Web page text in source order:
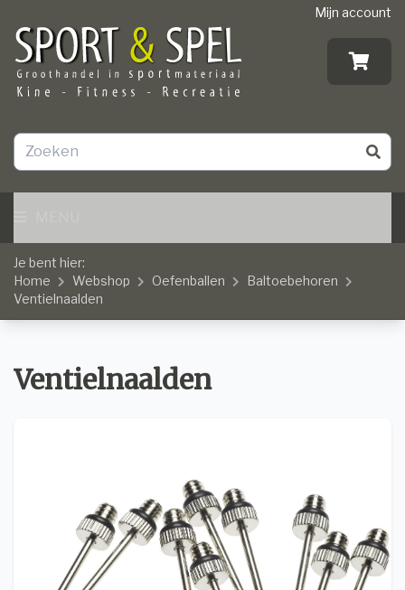
Mijn account
Je bent hier:
Home
Webshop Oefenballen
Baltoebehoren
Ventielnaalden
Ventielnaalden